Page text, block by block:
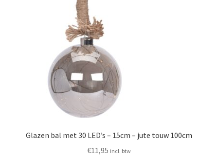
Glazen bal met 30 LED’s – 15cm – jute touw 100cm
€11,95 incl. btw